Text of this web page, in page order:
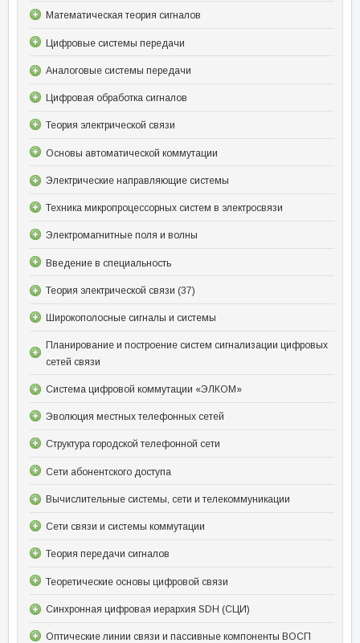
Математическая теория сигналов
Цифровые системы передачи
Аналоговые системы передачи
Цифровая обработка сигналов
Теория электрической связи
Основы автоматической коммутации
Электрические направляющие системы
Техника микропроцессорных систем в электросвязи
Электромагнитные поля и волны
Введение в специальность
Теория электрической связи (37)
Широкополосные сигналы и системы
Планирование и построение систем сигнализации цифровых
сетей связи
Система цифровой коммутации «ЭЛКОМ»
Эволюция местных телефонных сетей
Структура городской телефонной сети
Сети абонентского доступа
Вычислительные системы, сети и телекоммуникации
Сети связи и системы коммутации
Теория передачи сигналов
Теоретические основы цифровой связи
Синхронная цифровая иерархия SDH (СЦИ)
Оптические линии связи и пассивные компоненты ВОСП